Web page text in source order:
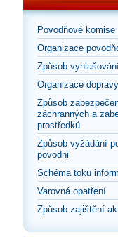
Povodňové komise
Organizace
Způsob
Organizace dopravy
Způsob
záchranných a
prostředků
Způsob vyžádání
povodni
Schéma toku
Varovná opatření
Způsob zajištění